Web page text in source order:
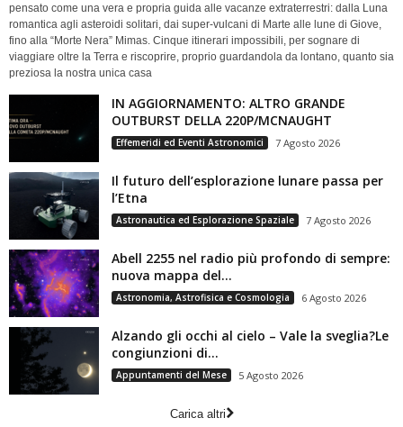
pensato come una vera e propria guida alle vacanze extraterrestri: dalla Luna
romantica agli asteroidi solitari, dai super-vulcani di Marte alle lune di Giove,
fino alla “Morte Nera” Mimas. Cinque itinerari impossibili, per sognare di
viaggiare oltre la Terra e riscoprire, proprio guardandola da lontano, quanto sia
preziosa la nostra unica casa
IN AGGIORNAMENTO: ALTRO GRANDE
OUTBURST DELLA 220P/MCNAUGHT
Effemeridi ed Eventi Astronomici 7 Agosto 2026
Il futuro dell’esplorazione lunare passa per
l’Etna
Astronautica ed Esplorazione Spaziale 7 Agosto 2026
Abell 2255 nel radio più profondo di sempre:
nuova mappa del...
Astronomia, Astrofisica e Cosmologia 6 Agosto 2026
Alzando gli occhi al cielo – Vale la sveglia?Le
congiunzioni di...
Appuntamenti del Mese 5 Agosto 2026
Carica altri